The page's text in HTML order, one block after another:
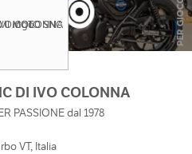
DI IVO COLONNA
PASSIONE dal 1978
VT, Italia